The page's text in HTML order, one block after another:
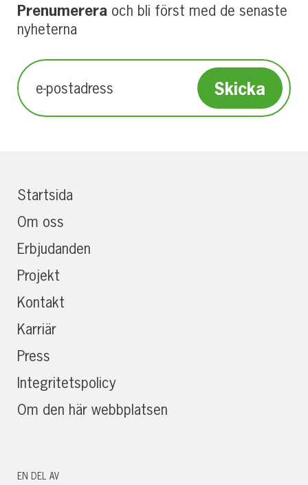
Prenumerera och bli först med de senaste
nyheterna
Startsida
Om oss
Erbjudanden
Projekt
Kontakt
Karriär
Press
Integritetspolicy
Om den här webbplatsen
EN DEL AV